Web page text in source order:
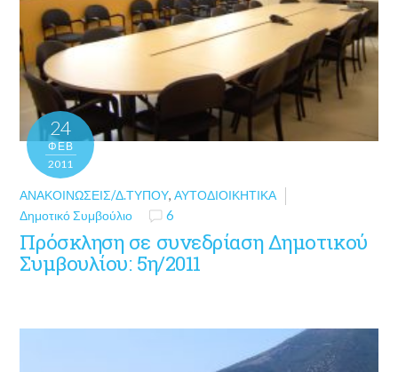
24
ΦΕΒ
2011
ΑΝΑΚΟΙΝΏΣΕΙΣ/Δ.ΤΎΠΟΥ,ΑΥΤΟΔΙΟΙΚΗΤΙΚΆ
Δημοτικό Συμβούλιο
6
Πρόσκληση σε συνεδρίαση Δημοτικού
Συμβουλίου: 5η/2011